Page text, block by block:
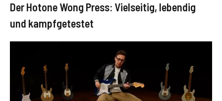
Der Hotone Wong Press: Vielseitig, lebendig
und kampfgetestet